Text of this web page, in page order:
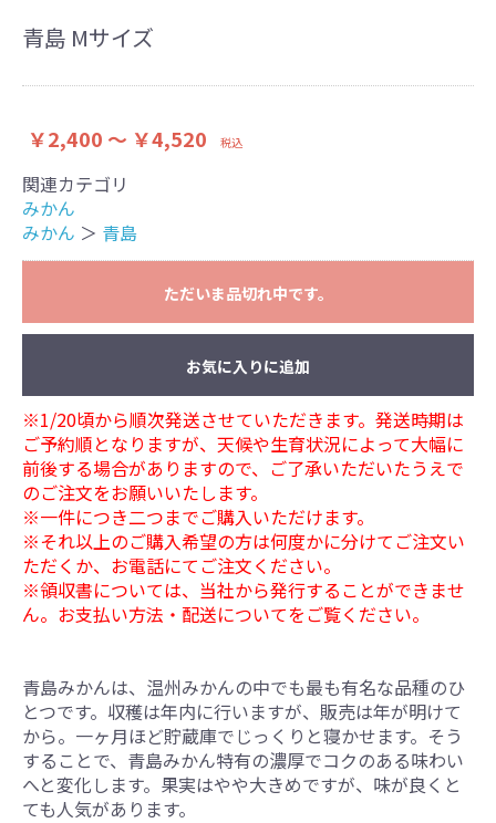
青島 Mサイズ
￥2,400 ～ ￥4,520 税込
関連カテゴリ
みかん
みかん ＞ 青島
ただいま品切れ中です。
お買い物を続ける カートへ進む
お気に入りに追加
※1/20頃から順次発送させていただきます。発送時期は
ご予約順となりますが、天候や生育状況によって大幅に
前後する場合がありますので、ご了承いただいたうえで
のご注文をお願いいたします。
※一件につき二つまでご購入いただけます。
※それ以上のご購入希望の方は何度かに分けてご注文い
ただくか、お電話にてご注文ください。
※領収書については、当社から発行することができませ
ん。お支払い方法・配送についてをご覧ください。
青島みかんは、温州みかんの中でも最も有名な品種のひ
とつです。収穫は年内に行いますが、販売は年が明けて
から。一ヶ月ほど貯蔵庫でじっくりと寝かせます。そう
することで、青島みかん特有の濃厚でコクのある味わい
へと変化します。果実はやや大きめですが、味が良くと
ても人気があります。